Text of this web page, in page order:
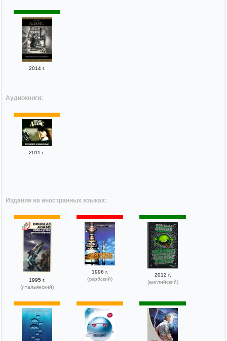
2014 г.
Аудиокниги:
2011 г.
Издания на иностранных языках:
1995 г.
(итальянский)
1996 г.
(сербский)
2012 г.
(английский)